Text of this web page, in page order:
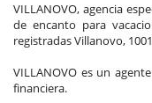
VILLANOVO, agencia
de encanto para
registradas Villanovo,
VILLANOVO es un
financiera.